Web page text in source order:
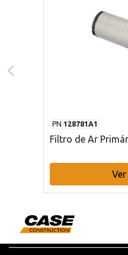
PN 128781A1
Filtro de Ar
Ver